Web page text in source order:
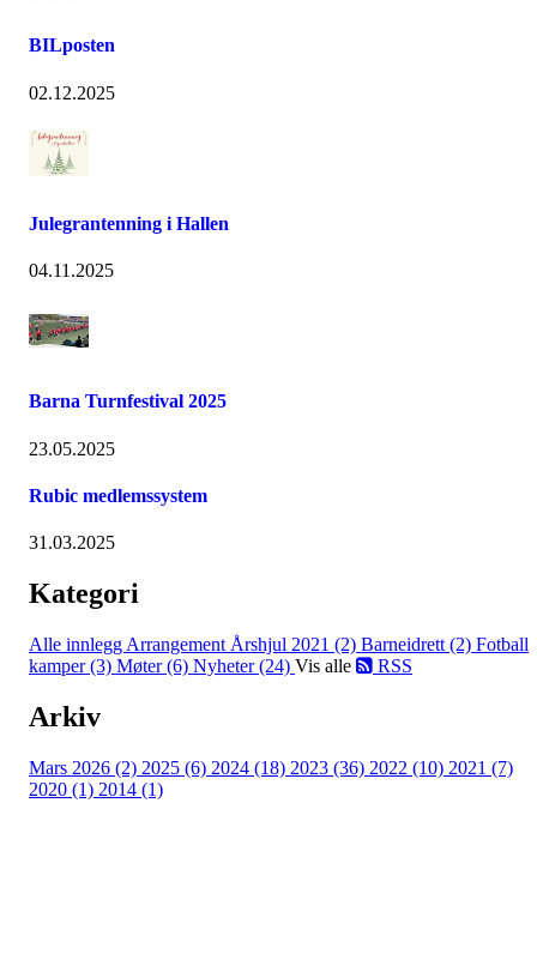
BILposten
02.12.2025
Julegrantenning i Hallen
04.11.2025
Barna Turnfestival 2025
23.05.2025
Rubic medlemssystem
31.03.2025
Kategori
Alle innlegg Arrangement Årshjul 2021 (2) Barneidrett (2) Fotball
kamper (3) Møter (6) Nyheter (24) Vis alle RSS
Arkiv
Mars 2026 (2) 2025 (6) 2024 (18) 2023 (36) 2022 (10) 2021 (7)
2020 (1) 2014 (1)